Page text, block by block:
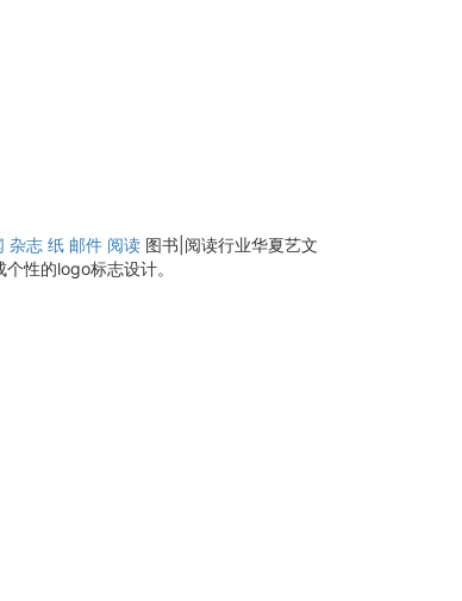
杂志 纸 邮件 阅读 图书|阅读行业华夏艺文
性的logo标志设计。